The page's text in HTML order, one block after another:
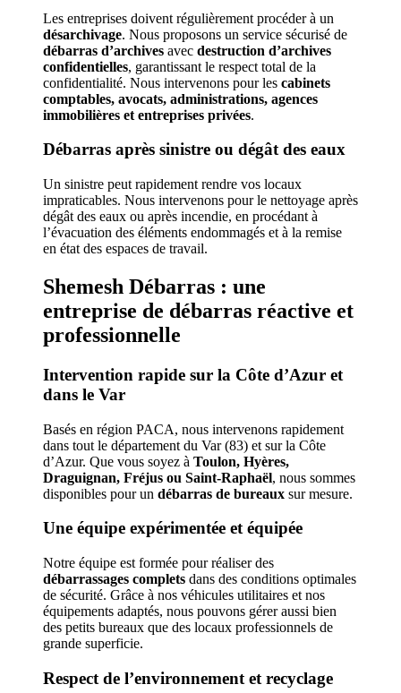
Les entreprises doivent régulièrement procéder à un
désarchivage. Nous proposons un service sécurisé de
débarras d’archives avec destruction d’archives
confidentielles, garantissant le respect total de la
confidentialité. Nous intervenons pour les cabinets
comptables, avocats, administrations, agences
immobilières et entreprises privées.
Débarras après sinistre ou dégât des eaux
Un sinistre peut rapidement rendre vos locaux
impraticables. Nous intervenons pour le nettoyage après
dégât des eaux ou après incendie, en procédant à
l’évacuation des éléments endommagés et à la remise
en état des espaces de travail.
Shemesh Débarras : une
entreprise de débarras réactive et
professionnelle
Intervention rapide sur la Côte d’Azur et
dans le Var
Basés en région PACA, nous intervenons rapidement
dans tout le département du Var (83) et sur la Côte
d’Azur. Que vous soyez à Toulon, Hyères,
Draguignan, Fréjus ou Saint-Raphaël, nous sommes
disponibles pour un débarras de bureaux sur mesure.
Une équipe expérimentée et équipée
Notre équipe est formée pour réaliser des
débarrassages complets dans des conditions optimales
de sécurité. Grâce à nos véhicules utilitaires et nos
équipements adaptés, nous pouvons gérer aussi bien
des petits bureaux que des locaux professionnels de
grande superficie.
Respect de l’environnement et recyclage